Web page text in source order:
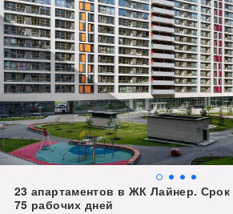
23 апартаментов в ЖК Лайнер.
75 рабочих дней